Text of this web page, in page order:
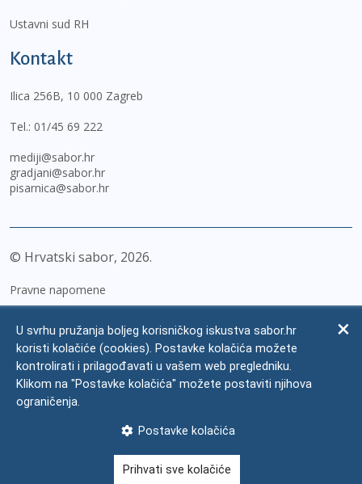
Ustavni sud RH
Kontakt
Ilica 256B, 10 000 Zagreb
Tel.: 01/45 69 222
mediji@sabor.hr
gradjani@sabor.hr
pisarnica@sabor.hr
© Hrvatski sabor, 2026
Pravne napomene
Zaštita osobnih podataka
Impressum
Česta pitanja
U svrhu pružanja boljeg korisničkog iskustva sabor.hr
koristi kolačiće (cookies). Postavke kolačića možete
kontrolirati i prilagođavati u vašem web pregledniku.
Klikom na "Postavke kolačića" možete postaviti njihova
ograničenja.
Postavke kolačića
Prihvati sve kolačiće